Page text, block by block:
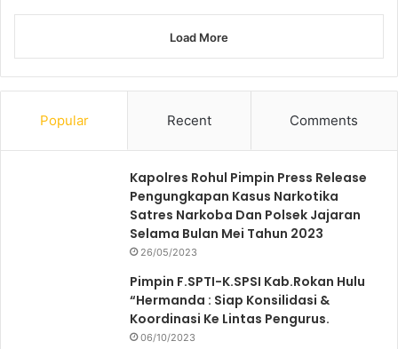
Load More
Popular Recent Comments
Kapolres Rohul Pimpin Press Release
Pengungkapan Kasus Narkotika
Satres Narkoba Dan Polsek Jajaran
Selama Bulan Mei Tahun 2023
26/05/2023
Pimpin F.SPTI-K.SPSI Kab.Rokan Hulu
“Hermanda : Siap Konsilidasi &
Koordinasi Ke Lintas Pengurus.
06/10/2023